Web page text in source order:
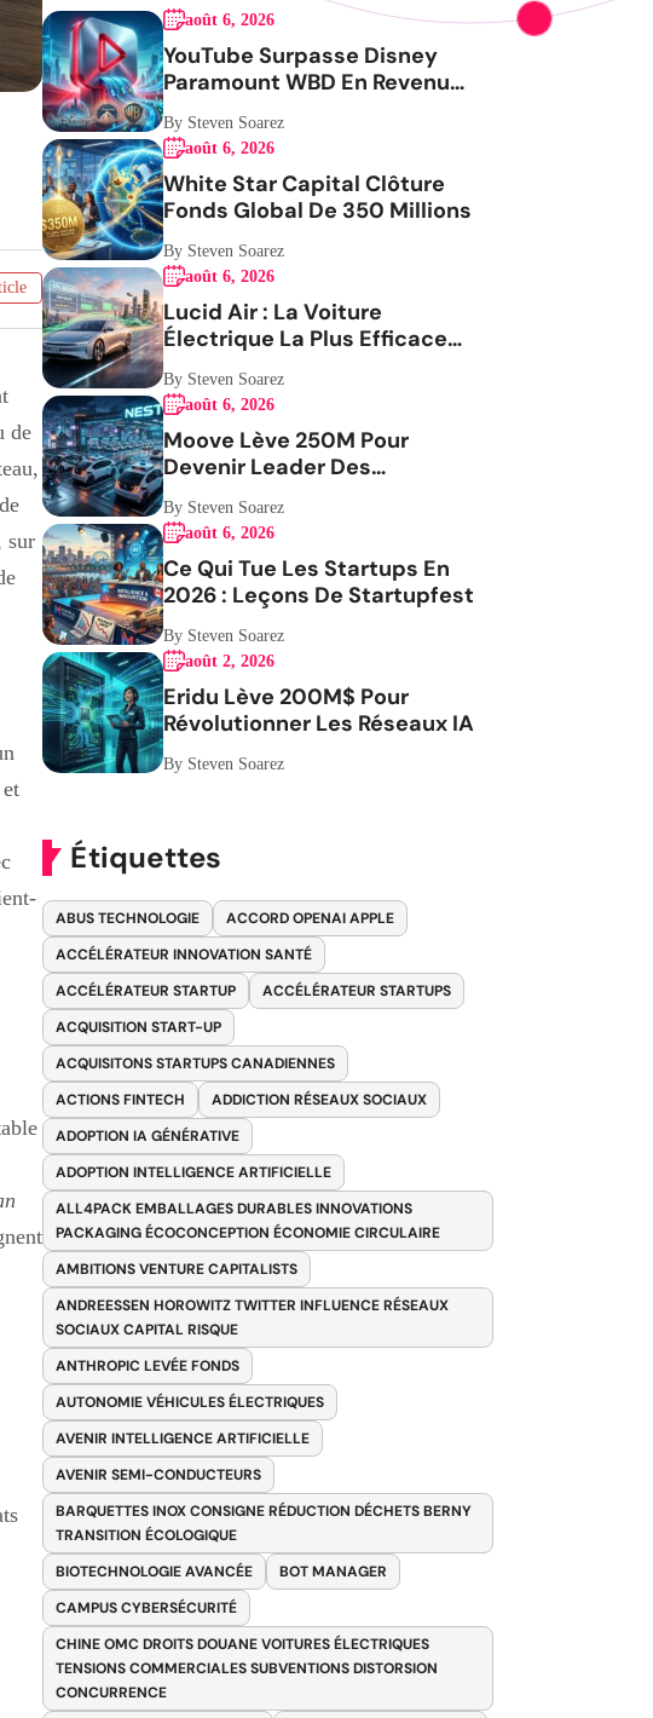
de
sur
août 6, 2026
YouTube Surpasse Disney
Paramount WBD En Revenus
Publicitaires
By Steven Soarez
août 6, 2026
White Star Capital Clôture
Fonds Global De 350 Millions
By Steven Soarez
août 6, 2026
Lucid Air : La Voiture
Électrique La Plus Efficace
Aux USA
By Steven Soarez
août 6, 2026
Moove Lève 250M Pour
Devenir Leader Des
Robotaxis
By Steven Soarez
août 6, 2026
Ce Qui Tue Les Startups En
2026 : Leçons De Startupfest
By Steven Soarez
août 2, 2026
Eridu Lève 200M$ Pour
Révolutionner Les Réseaux IA
By Steven Soarez
Étiquettes
ABUS TECHNOLOGIE
ACCORD OPENAI APPLE
ACCÉLÉRATEUR INNOVATION SANTÉ
ACCÉLÉRATEUR STARTUP
ACCÉLÉRATEUR STARTUPS
ACQUISITION START-UP
ACQUISITONS STARTUPS CANADIENNES
ACTIONS FINTECH
ADDICTION RÉSEAUX SOCIAUX
ADOPTION IA GÉNÉRATIVE
ADOPTION INTELLIGENCE ARTIFICIELLE
ALL4PACK EMBALLAGES DURABLES INNOVATIONS
PACKAGING ÉCOCONCEPTION ÉCONOMIE CIRCULAIRE
AMBITIONS VENTURE CAPITALISTS
ANDREESSEN HOROWITZ TWITTER INFLUENCE RÉSEAUX
SOCIAUX CAPITAL RISQUE
ANTHROPIC LEVÉE FONDS
AUTONOMIE VÉHICULES ÉLECTRIQUES
AVENIR INTELLIGENCE ARTIFICIELLE
AVENIR SEMI-CONDUCTEURS
BARQUETTES INOX CONSIGNE RÉDUCTION DÉCHETS BERNY
TRANSITION ÉCOLOGIQUE
BIOTECHNOLOGIE AVANCÉE
BOT MANAGER
CAMPUS CYBERSÉCURITÉ
CHINE OMC DROITS DOUANE VOITURES ÉLECTRIQUES
TENSIONS COMMERCIALES SUBVENTIONS DISTORSION
CONCURRENCE